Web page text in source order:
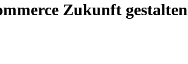
Zukunft gestalten